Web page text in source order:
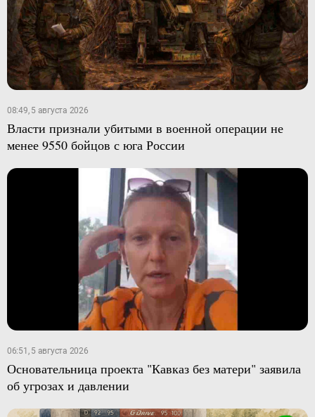
08:49, 5 августа 2026
Власти признали убитыми в военной операции не
менее 9550 бойцов с юга России
06:51, 5 августа 2026
Основательница проекта "Кавказ без матери" заявила
об угрозах и давлении